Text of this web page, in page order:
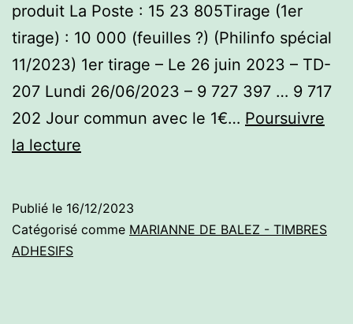
produit La Poste : 15 23 805Tirage (1er
tirage) : 10 000 (feuilles ?) (Philinfo spécial
11/2023) 1er tirage – Le 26 juin 2023 – TD-
207 Lundi 26/06/2023 – 9 727 397 … 9 717
202 Jour commun avec le 1€… Poursuivre
la lecture
Publié le 16/12/2023
Catégorisé comme MARIANNE DE BALEZ - TIMBRES
ADHESIFS